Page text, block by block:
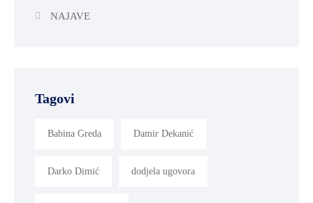
NAJAVE
Tagovi
Babina Greda Damir Dekanić
Darko Dimić dodjela ugovora